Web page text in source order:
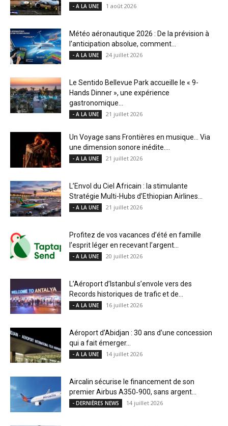
- A LA UNE 1 août 2026
Météo aéronautique 2026 : De la prévision à
l’anticipation absolue, comment...
- A LA UNE 24 juillet 2026
Le Sentido Bellevue Park accueille le « 9-
Hands Dinner », une expérience
gastronomique...
- A LA UNE 21 juillet 2026
Un Voyage sans Frontières en musique… Via
une dimension sonore inédite....
- A LA UNE 21 juillet 2026
L’Envol du Ciel Africain : la stimulante
Stratégie Multi-Hubs d’Ethiopian Airlines...
- A LA UNE 21 juillet 2026
Profitez de vos vacances d’été en famille
l’esprit léger en recevant l’argent...
- A LA UNE 20 juillet 2026
L’Aéroport d’Istanbul s’envole vers des
Records historiques de trafic et de...
- A LA UNE 16 juillet 2026
Aéroport d’Abidjan : 30 ans d’une concession
qui a fait émerger...
- A LA UNE 14 juillet 2026
Aircalin sécurise le financement de son
premier Airbus A350‑900, sans argent...
- DERNIÈRES NEWS 14 juillet 2026